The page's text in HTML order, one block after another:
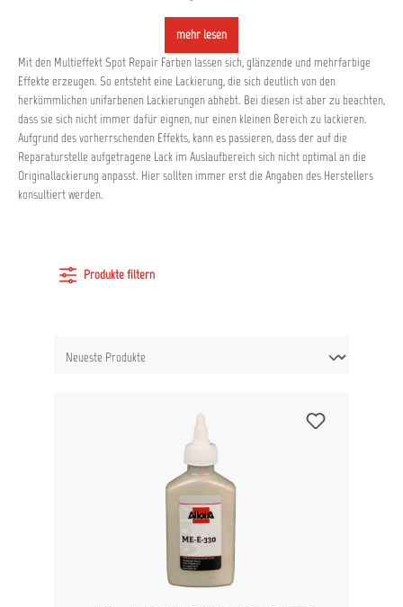
mehr lesen
Mit den Multieffekt Spot Repair Farben lassen sich, glänzende und mehrfarbige
Effekte erzeugen. So entsteht eine Lackierung, die sich deutlich von den
herkömmlichen unifarbenen Lackierungen abhebt. Bei diesen ist aber zu beachten,
dass sie sich nicht immer dafür eignen, nur einen kleinen Bereich zu lackieren.
Aufgrund des vorherrschenden Effekts, kann es passieren, dass der auf die
Reparaturstelle aufgetragene Lack im Auslaufbereich sich nicht optimal an die
Originallackierung anpasst. Hier sollten immer erst die Angaben des Herstellers
konsultiert werden.
Produkte filtern